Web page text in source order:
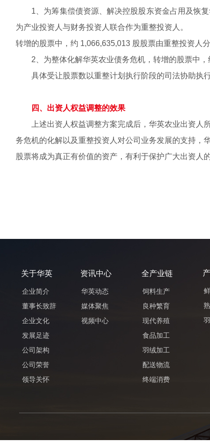
1、为筹集偿债资源、解决控股股东资金占用及恢复
为产业投资人与财务投资人联合作为重整投资人。
转增的股票中，约 1,066,635,013 股股票由重整投资人分
2、为整体化解华英农业债务危机，转增的股票中，
具体受让股票数以重整计划执行阶段的司法协助执行
四、出资人权益调整的效果
上述出资人权益调整方案完成后，华英农业出资人所
务危机的化解以及重整投资人对公司业务发展的支持，
股票将成为真正有价值的资产，有利于保护广大出资人
企业简介
董事长致辞
企业文化
发展足迹
公司架构
公司荣誉
领导关怀
关于华英 资讯中心
华英动态
媒体聚焦
视频中心
全产业链
饲料生产
良种繁育
现代养殖
食品加工
羽绒加工
配送物流
终端消费